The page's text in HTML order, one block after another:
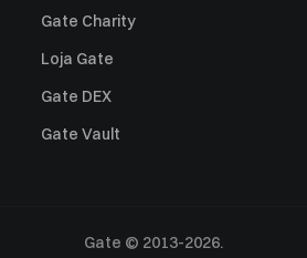
Gate Charity
Loja Gate
Gate DEX
Gate Vault
Gate © 2013-2026.